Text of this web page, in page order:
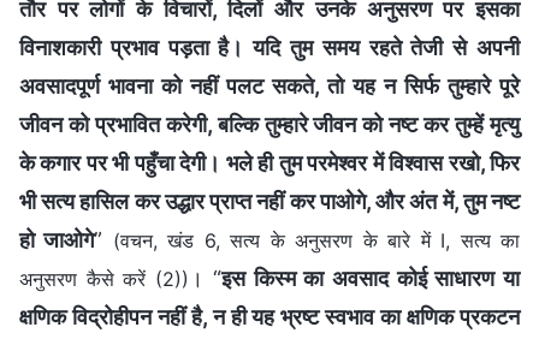
तौर पर लोगों के विचारों, दिलों और उनके अनुसरण पर इसका
विनाशकारी प्रभाव पड़ता है। यदि तुम समय रहते तेजी से अपनी
अवसादपूर्ण भावना को नहीं पलट सकते, तो यह न सिर्फ तुम्हारे पूरे
जीवन को प्रभावित करेगी, बल्कि तुम्हारे जीवन को नष्ट कर तुम्हें मृत्यु
के कगार पर भी पहुँचा देगी। भले ही तुम परमेश्वर में विश्वास रखो, फिर
भी सत्य हासिल कर उद्धार प्राप्त नहीं कर पाओगे, और अंत में, तुम नष्ट
हो जाओगे” (वचन, खंड 6, सत्य के अनुसरण के बारे में I, सत्य का
अनुसरण कैसे करें (2)) । “इस किस्म का अवसाद कोई साधारण या
क्षणिक विद्रोहीपन नहीं है, न ही यह भ्रष्ट स्‍वभाव का क्षणिक प्रकटन